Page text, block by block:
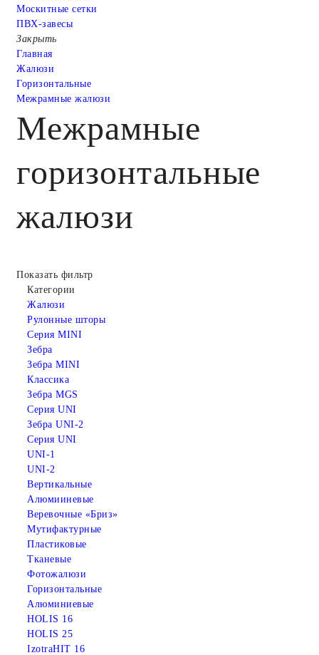
Москитные сетки
ПВХ-завесы
Закрыть
Главная
Жалюзи
Горизонтальные
Межрамные жалюзи
Межрамные
горизонтальные
жалюзи
Показать фильтр
Категории
Жалюзи
Рулонные шторы
Серия MINI
Зебра
Зебра MINI
Классика
Зебра MGS
Серия UNI
Зебра UNI-2
Серия UNI
UNI-1
UNI-2
Вертикальные
Алюмииневые
Веревочные «Бриз»
Мутифактурные
Пластиковые
Тканевые
Фотожалюзи
Горизонтальные
Алюминиевые
HOLIS 16
HOLIS 25
IzotraHIT 16